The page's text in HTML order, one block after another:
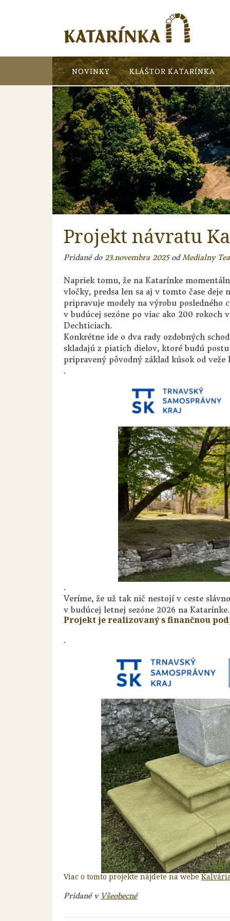
NOVINKY KLÁŠTOR KATARÍNKA
Projekt návratu
Pridané do 23.novembra 2025odMedialny
Napriek tomu, že na Katarínke
vločky, predsa len sa aj v tomto čase
pripravuje modely na výrobu posledného
v budúcej sezóne po viac ako 200
Dechticiach.
Konkrétne ide o dva rady ozdobných
skladajú z piatich dielov, ktoré budú
pripravený pôvodný základ kúsok od veže
.
.
Veríme, že už tak nič nestojí v ceste
v budúcej letnej sezóne 2026 na Katarínke.
Projekt je realizovaný s finančnou
.
Viac o tomto projekte nájdete na webe
Pridané v Všeobecné